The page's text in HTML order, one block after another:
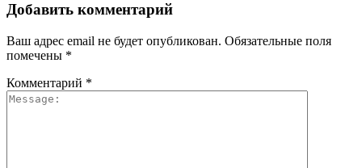
Добавить комментарий
Ваш адрес email не будет опубликован. Обязательные поля
помечены *
Комментарий *